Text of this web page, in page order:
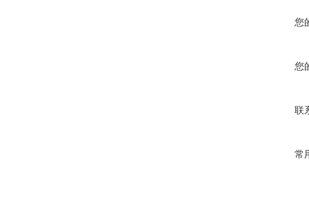
您
您
联
常